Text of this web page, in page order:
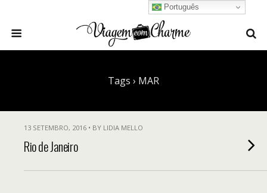
Tags › MAR
13 SETEMBRO, 2016 • BY LIDIA MELLO
Rio de Janeiro
Português